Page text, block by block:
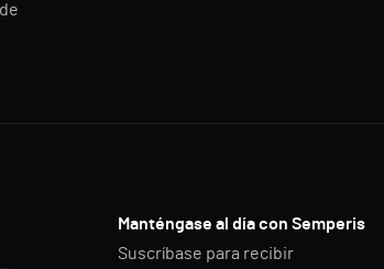
Manténgase al día con Semperis
Suscríbase para recibir